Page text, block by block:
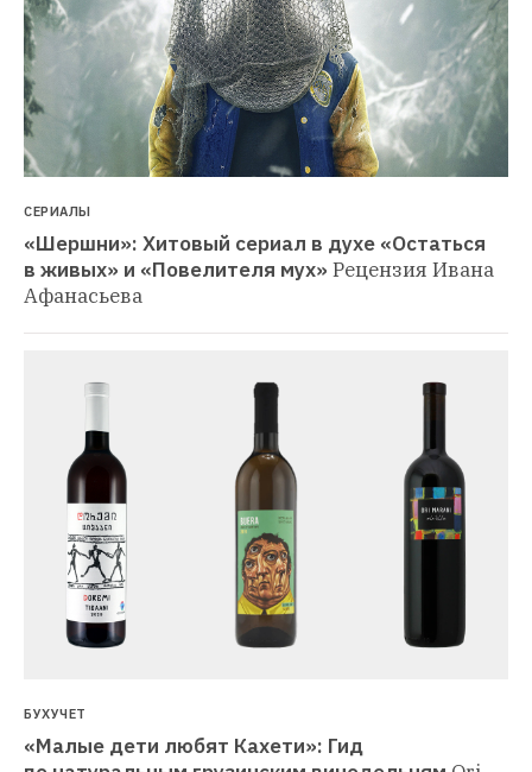
СЕРИАЛЫ
«Шершни»: Хитовый сериал в духе «Остаться
в живых» и «Повелителя мух» Рецензия Ивана
Афанасьева
БУХУЧЕТ
«Малые дети любят Кахети»: Гид